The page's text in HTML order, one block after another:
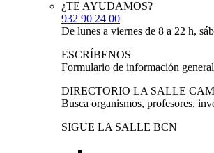
¿TE AYUDAMOS?
932 90 24 00
De lunes a viernes de 8 a 22 h,
ESCRÍBENOS
Formulario de información general
DIRECTORIO LA SALLE
Busca organismos, profesores,
SIGUE LA SALLE BCN